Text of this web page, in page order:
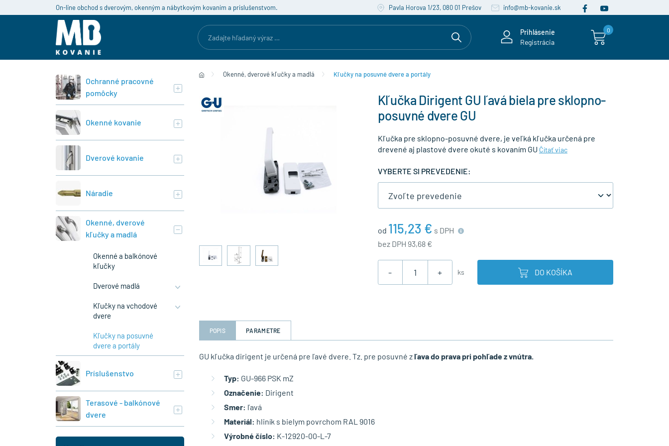
On-line obchod s dverovým, okenným a nábytkovým kovaním a príslušenstvom. Pavla Horova 1/23, 080 01 Prešov info@mb-kovanie.sk
Prihlásenie
Registrácia
0
Okenné, dverové kľučky a madlá Kľučky na posuvné dvere a portály
Kľučka Dirigent GU ľavá biela pre sklopno-
posuvné dvere GU
Kľučka pre sklopno-posuvné dvere, je veľká kľučka určená pre
drevené aj plastové dvere okuté s kovaním GU Čítať viac
VYBERTE SI PREVEDENIE:
od 115,23 € s DPH
bez DPH 93,68 €
- + ks DO KOŠÍKA
POPIS PARAMETRE
GU kľučka dirigent je určená pre ľavé dvere. Tz. pre posuvné zľava do prava pri pohľade z vnútra.
Typ: GU-966 PSK mZ
Označenie: Dirigent
Smer: ľavá
Materiál: hliník s bielym povrchom RAL 9016
Výrobné číslo: K-12920-00-L-7
Ochranné pracovné
pomôcky
Okenné kovanie
Dverové kovanie
Náradie
Okenné, dverové
kľučky a madlá
Okenné a balkónové
kľučky
Dverové madlá
Kľučky na vchodové
dvere
Kľučky na posuvné
dvere a portály
Príslušenstvo
Terasové - balkónové
dvere